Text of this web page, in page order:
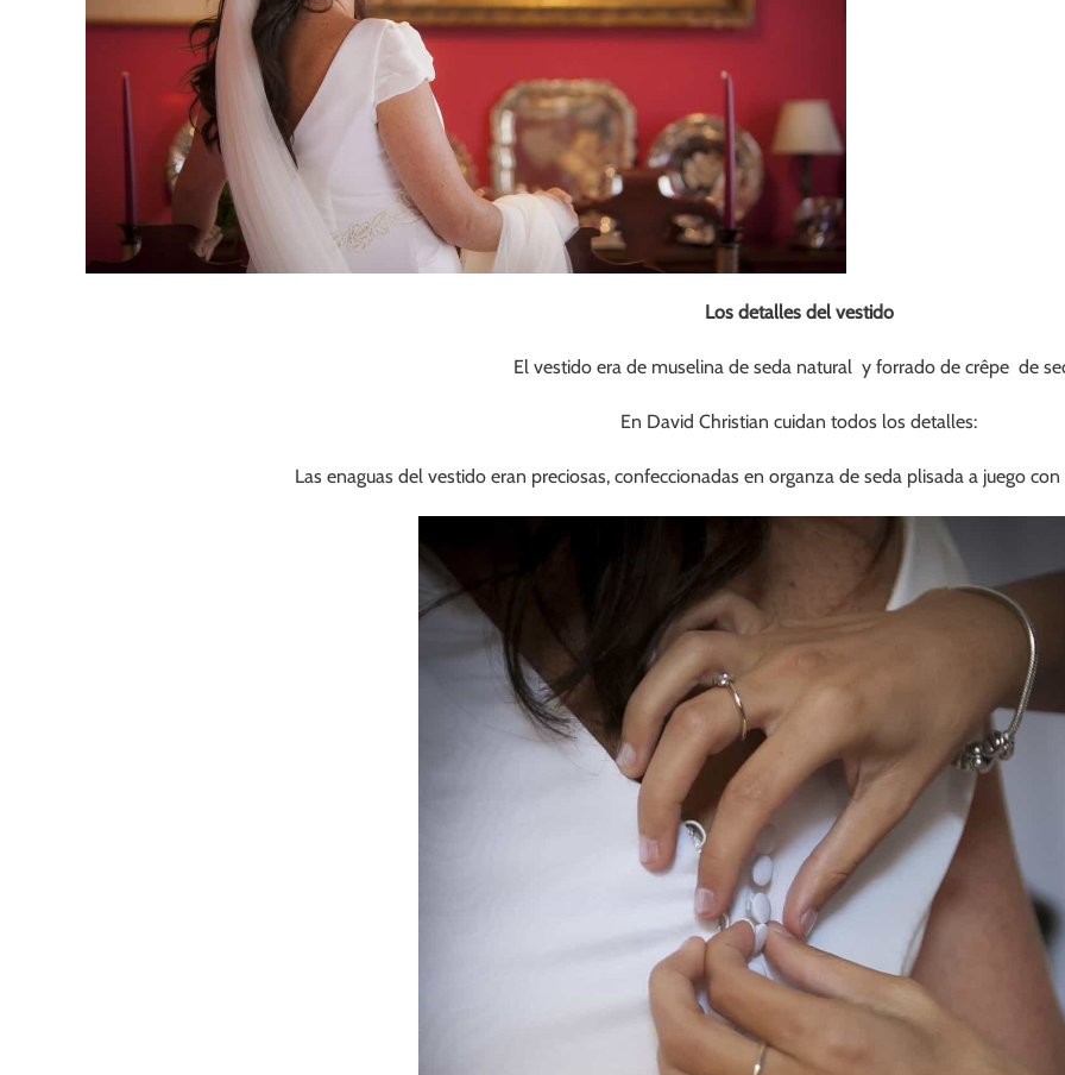
Los detalles del vestido
El vestido era de muselina de seda natural y forrado de crêpe de
En David Christian cuidan todos los detalles:
Las enaguas del vestido eran preciosas, confeccionadas en organza de seda plisada a juego